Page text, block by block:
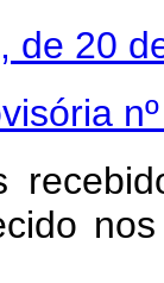
de 20